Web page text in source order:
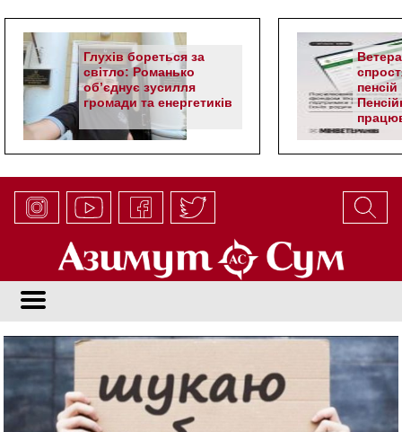
Глухів бореться за
світло: Романько
об’єднує зусилля
громади та енергетиків